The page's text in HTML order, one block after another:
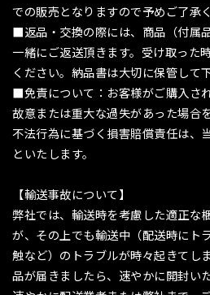
での販売となりますので予めご了承
■返品・交換の際には、商品（付属
一緒にご返送頂きます。受け取った
ください。納品書は大切に保管して
■免責について：お客様がご購入さ
故意または重大な過失があった場合
不法行為に基づく損害賠償責任は、
といたします。
【輸送事故について】
弊社では、輸送時を考慮した適正な
が、その上でも輸送中（配送時にト
触など）のトラブルが時々起きてし
品が届きましたら、速やかに開封い